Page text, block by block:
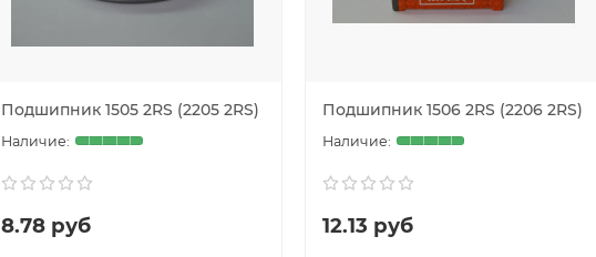
Подшипник 1505 2RS (2205 2RS)
8.78 руб
Подшипник 1506 2RS (2206 2RS)
12.13 руб